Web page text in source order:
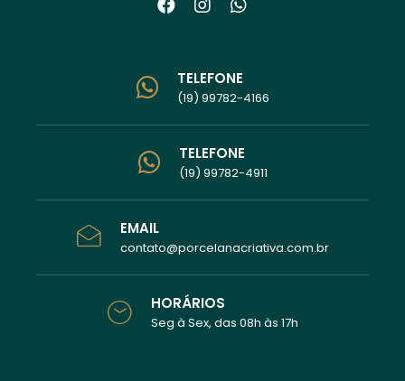
TELEFONE
(19) 99782-4166
TELEFONE
(19) 99782-4911
EMAIL
contato@porcelanacriativa.com.br
HORÁRIOS
Seg à Sex, das 08h às 17h